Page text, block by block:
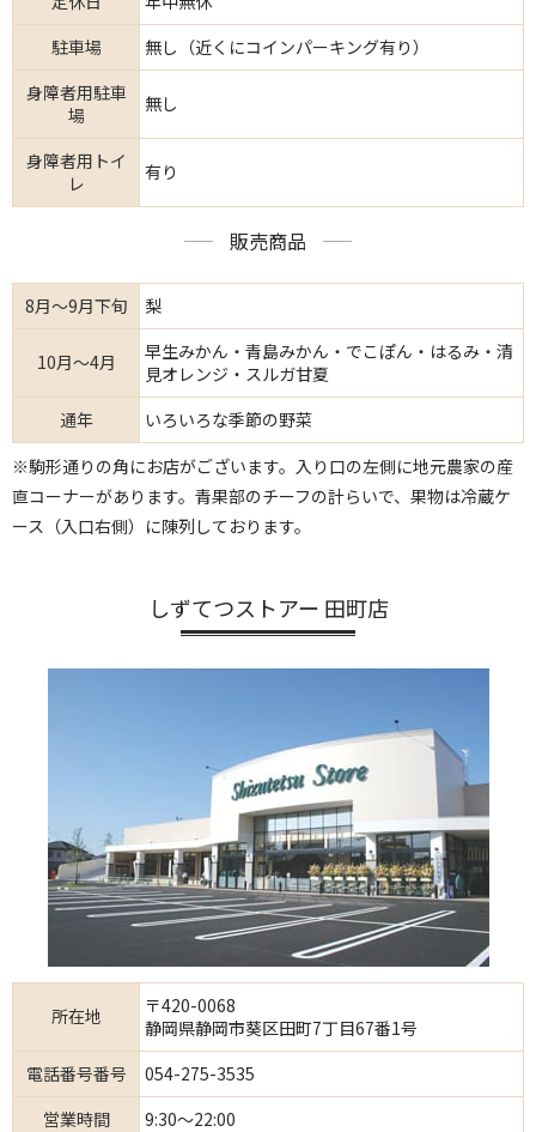
駐車場
無し（近くにコインパーキング有り）
身障者用駐車
場
無し
身障者用トイ
レ
有り
販売商品
8月～9月下旬 梨
10月～4月
早生みかん・青島みかん・でこぽん・はるみ・清
見オレンジ・スルガ甘夏
通年
いろいろな季節の野菜
※駒形通りの角にお店がございます。入り口の左側に地元農家の産
直コーナーがあります。青果部のチーフの計らいで、果物は冷蔵ケ
ース（入口右側）に陳列しております。
しずてつストアー 田町店
所在地
〒420-0068
静岡県静岡市葵区田町7丁目67番1号
電話番号番号
054-275-3535
営業時間
9:30～22:00